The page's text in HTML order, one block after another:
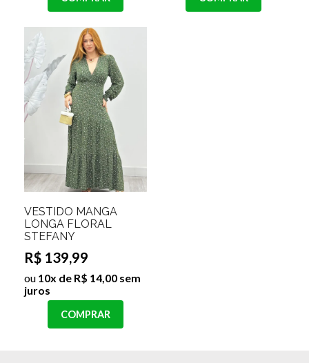
VESTIDO MANGA
LONGA FLORAL
STEFANY
R$ 139,99
ou 10x de R$ 14,00 sem
juros
COMPRAR